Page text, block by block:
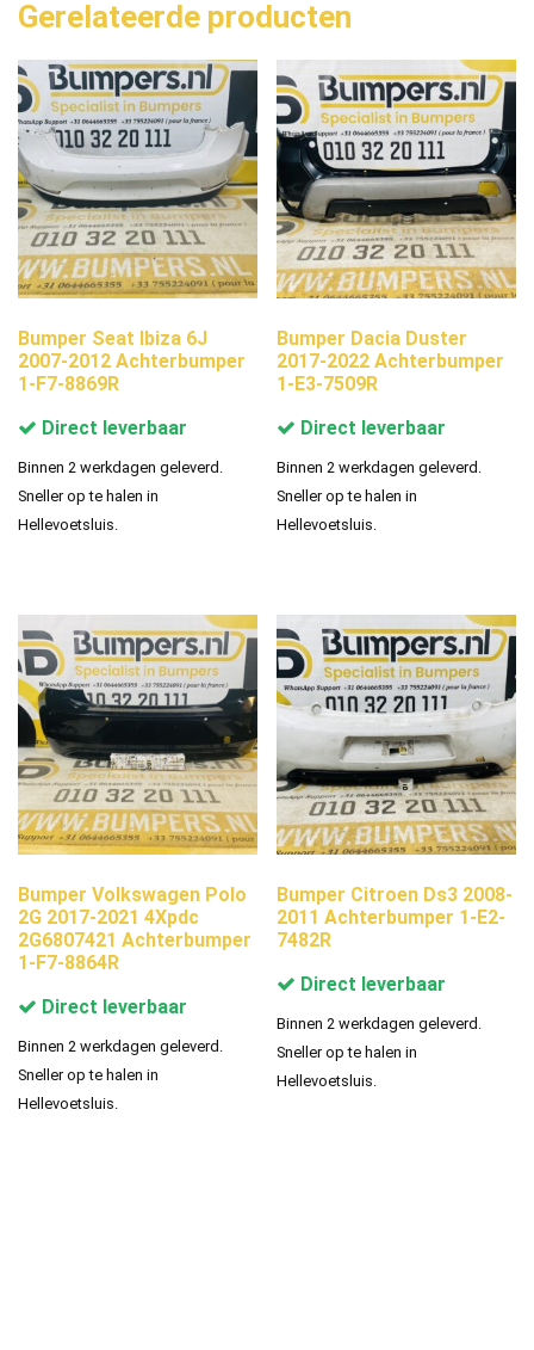
Gerelateerde producten
Bumper Seat Ibiza 6J
2007-2012 Achterbumper
1-F7-8869R
Direct leverbaar
Binnen 2 werkdagen geleverd.
Sneller op te halen in
Hellevoetsluis.
Bumper Dacia Duster
2017-2022 Achterbumper
1-E3-7509R
Direct leverbaar
Binnen 2 werkdagen geleverd.
Sneller op te halen in
Hellevoetsluis.
Bumper Volkswagen Polo
2G 2017-2021 4Xpdc
2G6807421 Achterbumper
1-F7-8864R
Direct leverbaar
Binnen 2 werkdagen geleverd.
Sneller op te halen in
Hellevoetsluis.
Bumper Citroen Ds3 2008-
2011 Achterbumper 1-E2-
7482R
Direct leverbaar
Binnen 2 werkdagen geleverd.
Sneller op te halen in
Hellevoetsluis.